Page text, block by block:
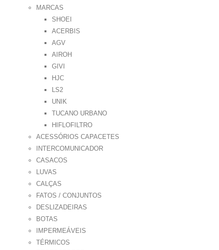
MARCAS
SHOEI
ACERBIS
AGV
AIROH
GIVI
HJC
LS2
UNIK
TUCANO URBANO
HIFLOFILTRO
ACESSÓRIOS CAPACETES
INTERCOMUNICADOR
CASACOS
LUVAS
CALÇAS
FATOS / CONJUNTOS
DESLIZADEIRAS
BOTAS
IMPERMEÁVEIS
TÉRMICOS